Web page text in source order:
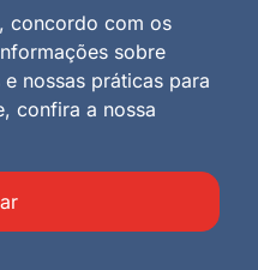
concordo com os
sobre
nossas práticas para
confira a nossa